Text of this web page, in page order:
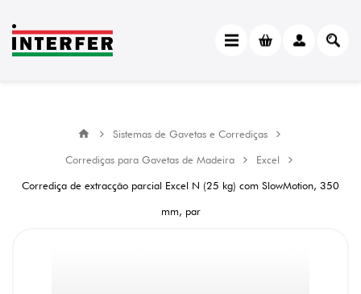
Sistemas de Gavetas e Corrediças
Corrediças para Gavetas de Madeira
Excel
Corrediça de extracção parcial Excel N (25 kg) com SlowMotion, 350
mm, par